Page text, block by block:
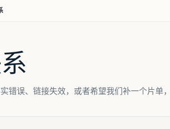
错误、链接失效，或者希望我们补一个片单